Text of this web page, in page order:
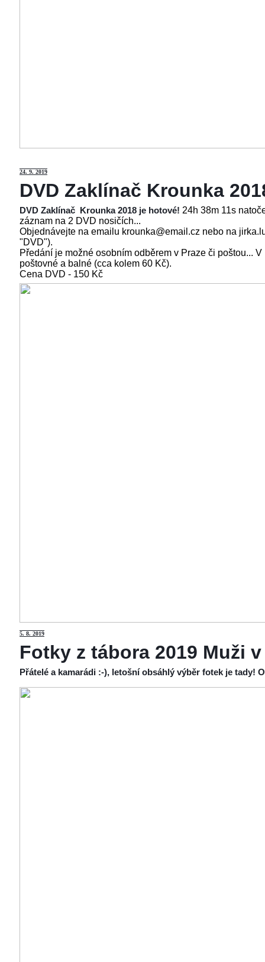
24. 9. 2019
DVD Zaklínač Krounka
DVD Zaklínač Krounka 2018 je hotové! 24h 38m 11s
záznam na 2 DVD nosičích...
Objednávejte na emailu krounka@email.cz nebo na
"DVD").
Předání je možné osobním odběrem v Praze či poštou...
poštovné a balné (cca kolem 60 Kč).
Cena DVD - 150 Kč
5. 8. 2019
Fotky z tábora 2019 Muži
Přátelé a kamarádi :-), letošní obsáhlý výběr fotek je tady!